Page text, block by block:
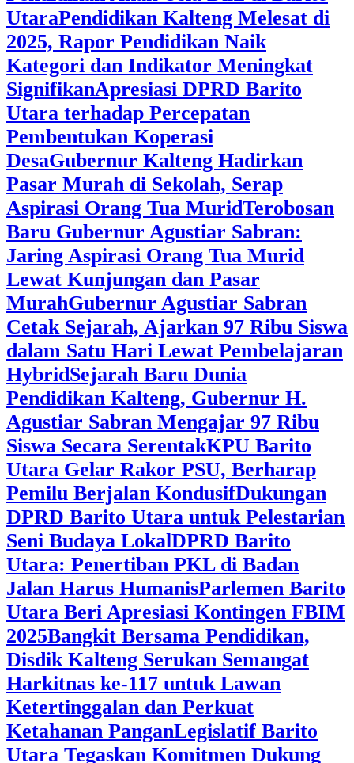
Utara‎Pendidikan Kalteng Melesat di
2025, Rapor Pendidikan Naik
Kategori dan Indikator Meningkat
SignifikanApresiasi DPRD Barito
Utara terhadap Percepatan
Pembentukan Koperasi
Desa‎Gubernur Kalteng Hadirkan
Pasar Murah di Sekolah, Serap
Aspirasi Orang Tua Murid‎Terobosan
Baru Gubernur Agustiar Sabran:
Jaring Aspirasi Orang Tua Murid
Lewat Kunjungan dan Pasar
MurahGubernur Agustiar Sabran
Cetak Sejarah, Ajarkan 97 Ribu Siswa
dalam Satu Hari Lewat Pembelajaran
HybridSejarah Baru Dunia
Pendidikan Kalteng, Gubernur H.
Agustiar Sabran Mengajar 97 Ribu
Siswa Secara SerentakKPU Barito
Utara Gelar Rakor PSU, Berharap
Pemilu Berjalan KondusifDukungan
DPRD Barito Utara untuk Pelestarian
Seni Budaya LokalDPRD Barito
Utara: Penertiban PKL di Badan
Jalan Harus HumanisParlemen Barito
Utara Beri Apresiasi Kontingen FBIM
2025‎Bangkit Bersama Pendidikan,
Disdik Kalteng Serukan Semangat
Harkitnas ke-117 untuk Lawan
Ketertinggalan dan Perkuat
Ketahanan PanganLegislatif Barito
Utara Tegaskan Komitmen Dukung